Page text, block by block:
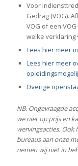
Voor
Gedrag (VOG).
VOG of een
welke verklaring
Lees hier meer
Lees hier meer
Overige
NB. Ongevraagde
we niet op prijs en
wervingsacties. Ook
bureaus aan onze
nemen wij niet in